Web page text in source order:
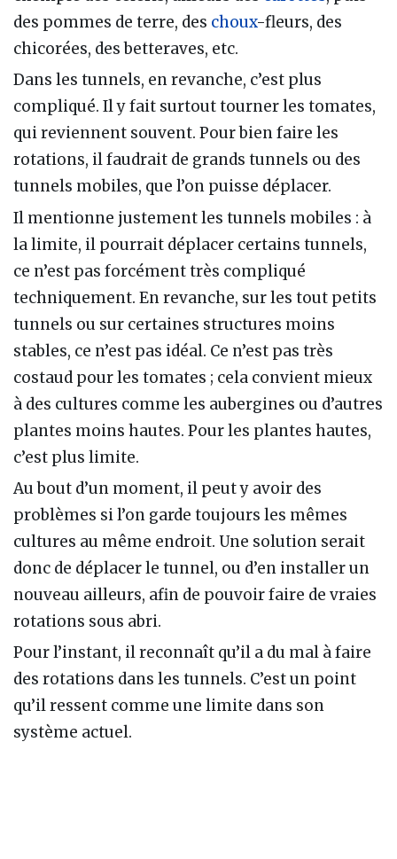
des pommes de terre, des choux-fleurs, des
chicorées, des betteraves, etc.
Dans les tunnels, en revanche, c’est plus
compliqué. Il y fait surtout tourner les tomates,
qui reviennent souvent. Pour bien faire les
rotations, il faudrait de grands tunnels ou des
tunnels mobiles, que l’on puisse déplacer.
Il mentionne justement les tunnels mobiles : à
la limite, il pourrait déplacer certains tunnels,
ce n’est pas forcément très compliqué
techniquement. En revanche, sur les tout petits
tunnels ou sur certaines structures moins
stables, ce n’est pas idéal. Ce n’est pas très
costaud pour les tomates ; cela convient mieux
à des cultures comme les aubergines ou d’autres
plantes moins hautes. Pour les plantes hautes,
c’est plus limite.
Au bout d’un moment, il peut y avoir des
problèmes si l’on garde toujours les mêmes
cultures au même endroit. Une solution serait
donc de déplacer le tunnel, ou d’en installer un
nouveau ailleurs, afin de pouvoir faire de vraies
rotations sous abri.
Pour l’instant, il reconnaît qu’il a du mal à faire
des rotations dans les tunnels. C’est un point
qu’il ressent comme une limite dans son
système actuel.